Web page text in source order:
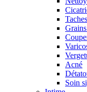
Acné
Soin